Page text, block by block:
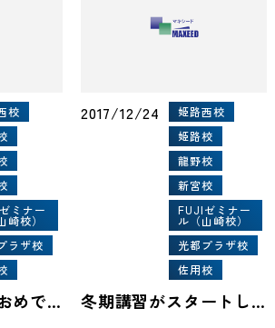
校
ミナー
崎校）
ラザ校
新年明けましておめでとうございます。
2017/12/24
姫路西校
姫路校
龍野校
新宮校
FUJIゼミナー
ル（山崎校）
光都プラザ校
佐用校
冬期講習がスタートしました。